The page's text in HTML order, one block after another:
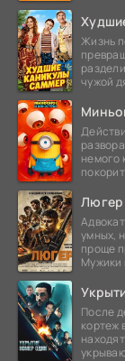
Жизнь
чужой
немого
Люгер
умных,
проще
Мужики
После
кортеж